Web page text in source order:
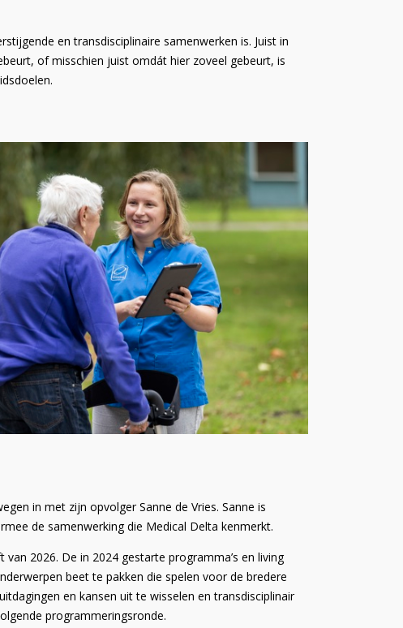
en transdisciplinaire samenwerken is. Juist in
of misschien juist omdát hier zoveel gebeurt, is
in met zijn opvolger Sanne de Vries. Sanne is
de samenwerking die Medical Delta kenmerkt.
2026. De in 2024 gestarte programma’s en living
beet te pakken die spelen voor de bredere
en kansen uit te wisselen en transdisciplinair
programmeringsronde.